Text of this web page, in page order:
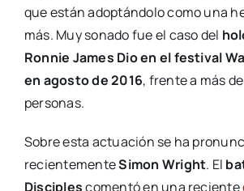
que están adoptándolo como una
más. Muy sonado fue el caso del
Ronnie James Dio en el festival
en agosto de 2016, frente a más
personas.
Sobre esta actuación se ha
recientementeSimon Wright. El
Disciplescomentó en una reciente